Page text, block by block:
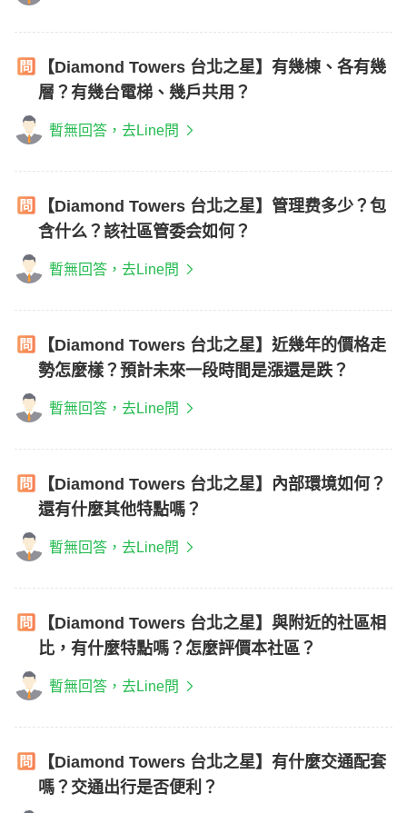
【Diamond Towers 台北之星】有幾棟、各有幾
層？有幾台電梯、幾戶共用？
暫無回答，去Line問
【Diamond Towers 台北之星】管理费多少？包
含什么？該社區管委会如何？
暫無回答，去Line問
【Diamond Towers 台北之星】近幾年的價格走
勢怎麼樣？預計未來一段時間是漲還是跌？
暫無回答，去Line問
【Diamond Towers 台北之星】內部環境如何？
還有什麼其他特點嗎？
暫無回答，去Line問
【Diamond Towers 台北之星】與附近的社區相
比，有什麼特點嗎？怎麼評價本社區？
暫無回答，去Line問
【Diamond Towers 台北之星】有什麼交通配套
嗎？交通出行是否便利？